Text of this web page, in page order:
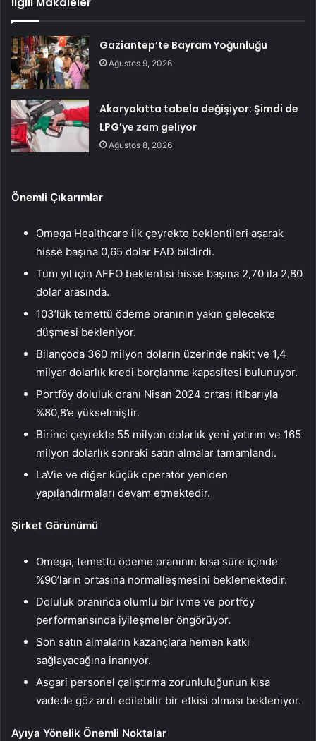
Gaziantep’te Bayram Yoğunluğu
Ağustos 9, 2026
Akaryakıtta tabela değişiyor: Şimdi de
LPG’ye zam geliyor
Ağustos 8, 2026
Önemli Çıkarımlar
Omega Healthcare ilk çeyrekte beklentileri aşarak
hisse başına 0,65 dolar FAD bildirdi.
Tüm yıl için AFFO beklentisi hisse başına 2,70 ila 2,80
dolar arasında.
103’lük temettü ödeme oranının yakın gelecekte
düşmesi bekleniyor.
Bilançoda 360 milyon doların üzerinde nakit ve 1,4
milyar dolarlık kredi borçlanma kapasitesi bulunuyor.
Portföy doluluk oranı Nisan 2024 ortası itibarıyla
%80,8’e yükselmiştir.
Birinci çeyrekte 55 milyon dolarlık yeni yatırım ve 165
milyon dolarlık sonraki satın almalar tamamlandı.
LaVie ve diğer küçük operatör yeniden
yapılandırmaları devam etmektedir.
Şirket Görünümü
Omega, temettü ödeme oranının kısa süre içinde
%90’ların ortasına normalleşmesini beklemektedir.
Doluluk oranında olumlu bir ivme ve portföy
performansında iyileşmeler öngörüyor.
Son satın almaların kazançlara hemen katkı
sağlayacağına inanıyor.
Asgari personel çalıştırma zorunluluğunun kısa
vadede göz ardı edilebilir bir etkisi olması bekleniyor.
Ayıya Yönelik Önemli Noktalar